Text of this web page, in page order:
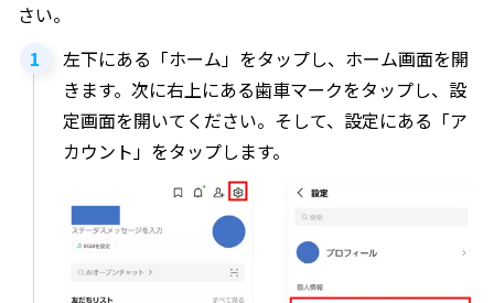
さい。
左下にある「ホーム」をタップし、ホーム画面を開
きます。次に右上にある歯車マークをタップし、設
定画面を開いてください。そして、設定にある「ア
カウント」をタップします。